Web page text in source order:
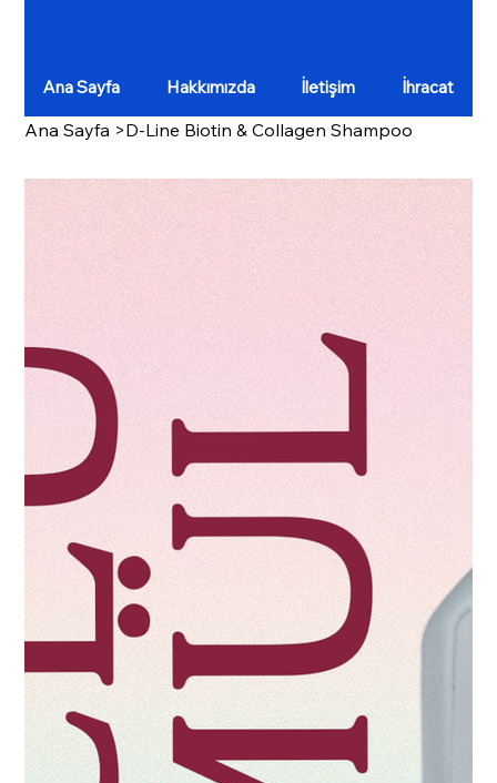
Ana Sayfa Hakkımızda İletişim İhracat
Ana Sayfa >D-Line Biotin & Collagen Shampoo